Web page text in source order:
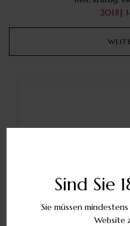
Sind Sie
Sie müssen
Website
2018|